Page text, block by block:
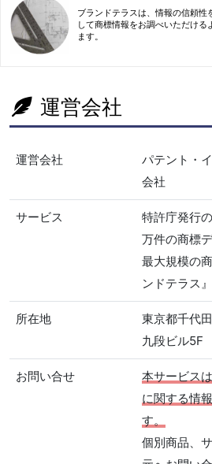
ブランドテラスは、情報の信頼
して商標情報をお調べいただけ
ます。
運営会社
運営会社
パテント・
会社
サービス
特許庁発行
万件の商標
最大規模の
ンドテラス
所在地
東京都千代
九段ビル5F
お問い合せ
本サービス
に関する情
す。
個別商品、